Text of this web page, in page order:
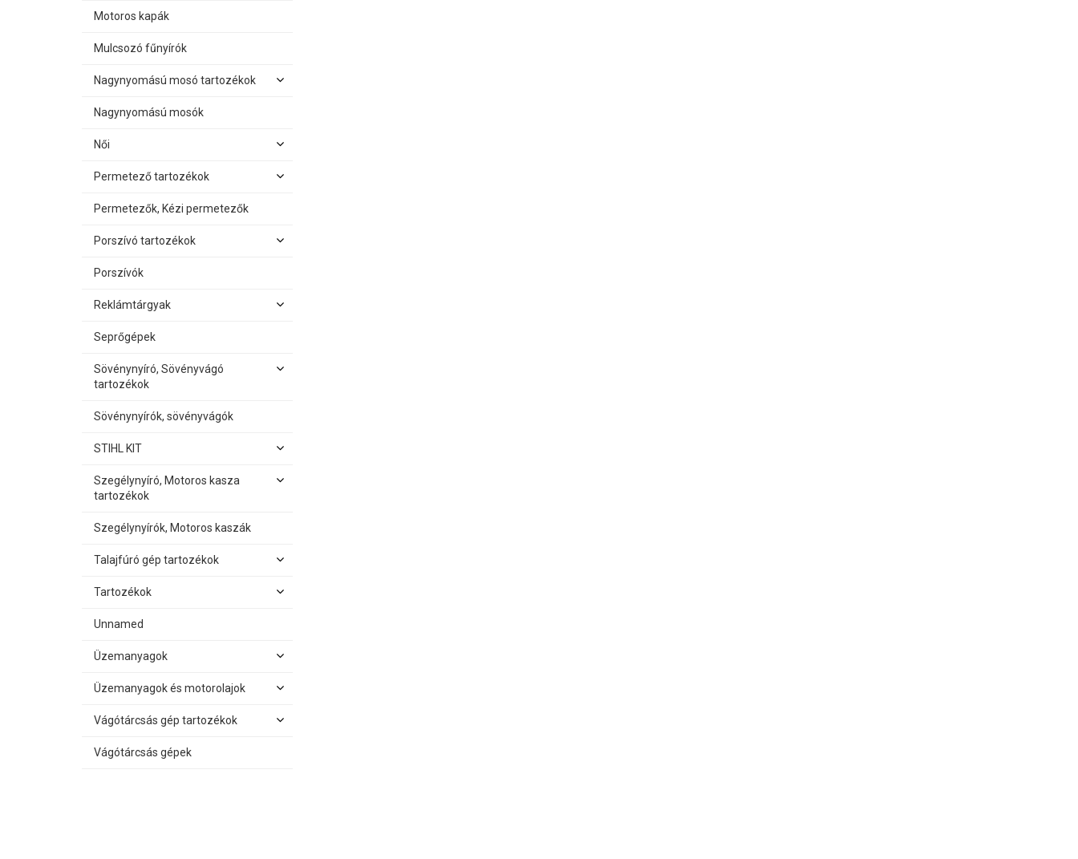
Motoros kapák
Mulcsozó fűnyírók
Nagynyomású mosó tartozékok
Nagynyomású mosók
Női
Permetező tartozékok
Permetezők, Kézi permetezők
Porszívó tartozékok
Porszívók
Reklámtárgyak
Seprőgépek
Sövénynyíró, Sövényvágó
tartozékok
Sövénynyírók, sövényvágók
STIHL KIT
Szegélynyíró, Motoros kasza
tartozékok
Szegélynyírók, Motoros kaszák
Talajfúró gép tartozékok
Tartozékok
Unnamed
Üzemanyagok
Üzemanyagok és motorolajok
Vágótárcsás gép tartozékok
Vágótárcsás gépek